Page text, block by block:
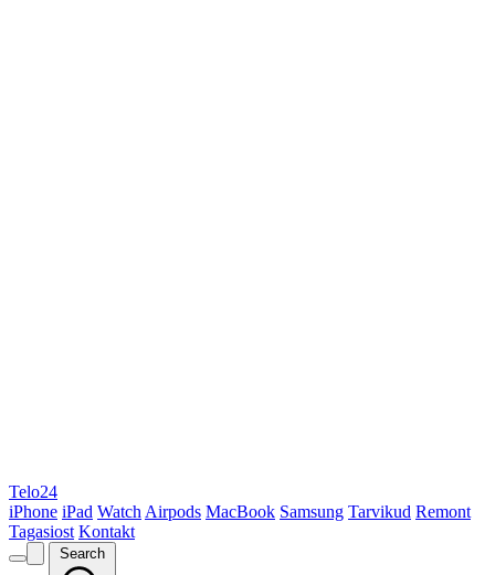
Telo24
iPhone iPad Watch Airpods MacBook Samsung Tarvikud Remont
Tagasiost Kontakt
Search